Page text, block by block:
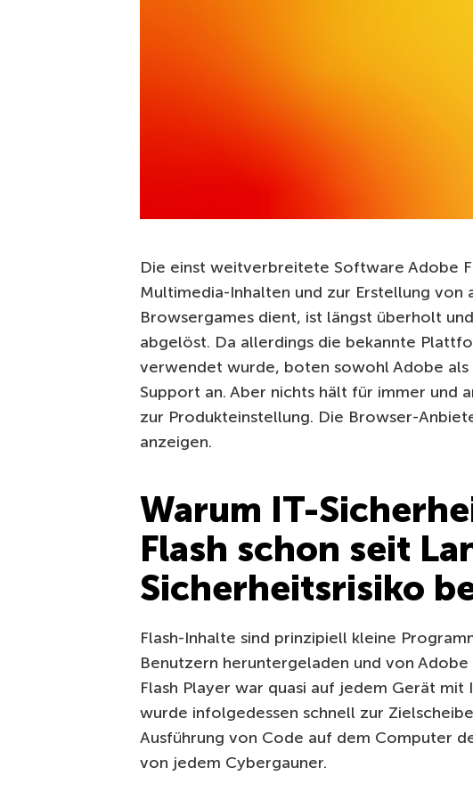
Die einst weitverbreitete Software Adobe
Multimedia-Inhalten und zur Erstellung von
Browsergames dient, ist längst überholt
abgelöst. Da allerdings die bekannte
verwendet wurde, boten sowohl Adobe
Support an. Aber nichts hält für immer und
zur Produkteinstellung. Die Browser-
anzeigen.
Warum IT-
Flash schon seit
Sicherheitsrisiko
Flash-Inhalte sind prinzipiell kleine
Benutzern heruntergeladen und von
Flash Player war quasi auf jedem Gerät
wurde infolgedessen schnell zur
Ausführung von Code auf dem Computer
von jedem Cybergauner.